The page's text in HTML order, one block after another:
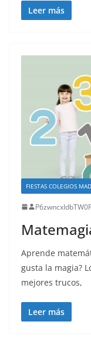
Leer más
FIESTAS COLEGIOS
Aprende
gusta la magia?
mejores trucos,
Leer más